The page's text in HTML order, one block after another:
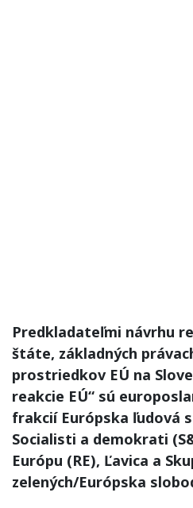
Predkladateľmi návrhu
štáte, základných
prostriedkov EÚ na
reakcie EÚ“ sú
frakcií Európska ľudová
Socialisti a demokrati
Európu (RE), Ľavica a
zelených/Európska